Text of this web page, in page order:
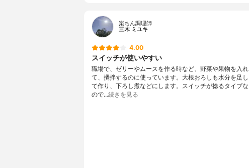
楽ちん調理師
三木 ミユキ
4.00
スイッチが使いやすい
職場で、ゼリーやムースを作る時など、野菜や果物を入れ
て、攪拌するのに使っています。大根おろしも水分を足し
て作り、下ろし煮などにします。スイッチが捻るタイプな
ので…続きを見る